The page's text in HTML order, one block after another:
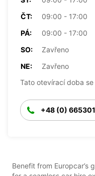
ČT:
09:00 - 17:00
PÁ:
09:00 - 17:00
SO:
Zavřeno
NE:
Zavřeno
Tato otevírací doba
+48 (0)
Benefit from Europcar’s